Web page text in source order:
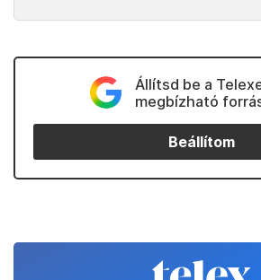
Állítsd be a
megbízható
Beállítom